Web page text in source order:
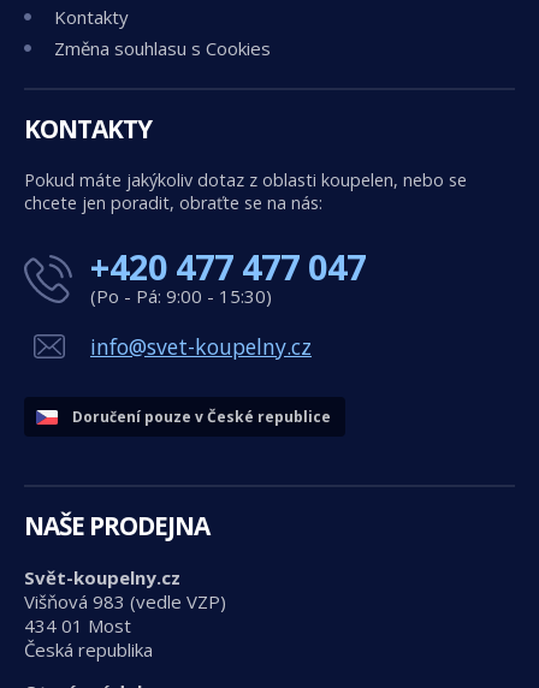
Kontakty
Změna souhlasu s Cookies
KONTAKTY
Pokud máte jakýkoliv dotaz z oblasti koupelen, nebo se
chcete jen poradit, obraťte se na nás:
+420 477 477 047
(Po - Pá: 9:00 - 15:30)
info@svet-koupelny.cz
Doručení pouze v České republice
NAŠE PRODEJNA
Svět-koupelny.cz
Višňová 983 (vedle VZP)
434 01 Most
Česká republika